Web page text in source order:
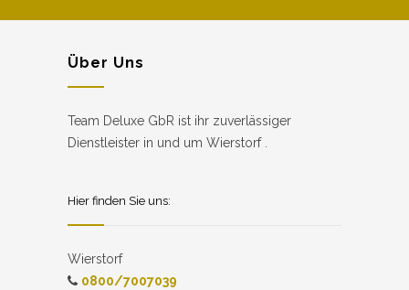
Über Uns
Team Deluxe GbR ist ihr zuverlässiger
Dienstleister in und um Wierstorf .
Hier finden Sie uns:
Wierstorf
0800/7007039